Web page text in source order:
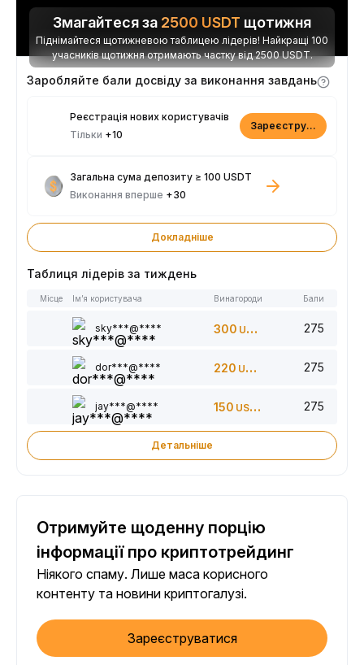
Змагайтеся за 2500 USDT щотижня
Піднімайтеся щотижневою таблицею лідерів! Найкращі 100
учасників щотижня отримають частку від 2500 USDT.
Заробляйте бали досвіду за виконання завдань
Реєстрація нових користувачів
Тільки +10
Зареєструватися
Загальна сума депозиту ≥ 100 USDT
Виконання вперше +30
Докладніше
Таблиця лідерів за тиждень
Місце Ім’я користувача Винагороди Бали
sky***@**** 300 USDT 275
dor***@**** 220 USDT 275
jay***@**** 150 USDT 275
Детальніше
Отримуйте щоденну порцію
інформації про криптотрейдинг
Ніякого спаму. Лише маса корисного
контенту та новини криптогалузі.
Зареєструватися